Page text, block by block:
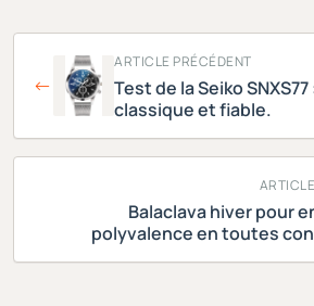
ARTICLE PRÉCÉDENT
Test de la Seiko
classique et fiable.
Balaclava hiver pour
polyvalence en toutes